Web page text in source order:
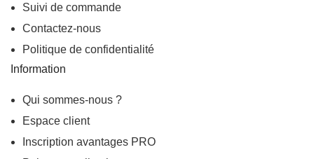
Suivi de commande
Contactez-nous
Politique de confidentialité
Information
Qui sommes-nous ?
Espace client
Inscription avantages PRO